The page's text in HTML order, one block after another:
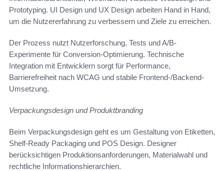
Prototyping. UI Design und UX Design arbeiten Hand in Hand,
um die Nutzererfahrung zu verbessern und Ziele zu erreichen.
Der Prozess nutzt Nutzerforschung, Tests und A/B-
Experimente für Conversion-Optimierung. Technische
Integration mit Entwicklern sorgt für Performance,
Barrierefreiheit nach WCAG und stabile Frontend-/Backend-
Umsetzung.
Verpackungsdesign und Produktbranding
Beim Verpackungsdesign geht es um Gestaltung von Etiketten,
Shelf-Ready Packaging und POS Design. Designer
berücksichtigen Produktionsanforderungen, Materialwahl und
rechtliche Informationshierarchien.